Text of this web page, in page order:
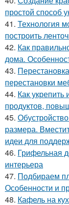
простой способ
41. Технология
построить
42. Как
дома.
43.
перестановки
44. Как
продуктов,
45.
размера.
идеи для
46. Грифельная
интерьера
47. Подбираем
Особенности и
48. Кафель на